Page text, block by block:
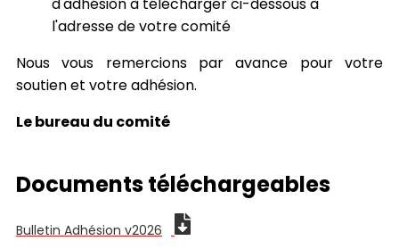
l'adresse de votre comité
Nous vous remercions par avance pour votre
soutien et votre adhésion.
Le bureau du comité
Documents téléchargeables
Bulletin Adhésion v2026